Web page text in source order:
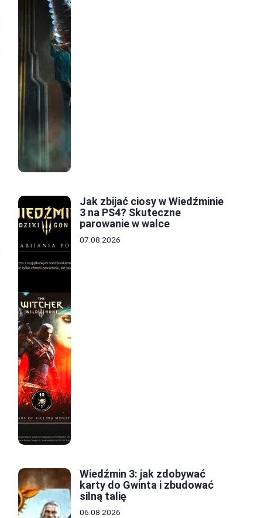
Jak zbijać ciosy w Wiedźminie
3 na PS4? Skuteczne
parowanie w walce
07.08.2026
Wiedźmin 3: jak zdobywać
karty do Gwinta i zbudować
silną talię
06.08.2026